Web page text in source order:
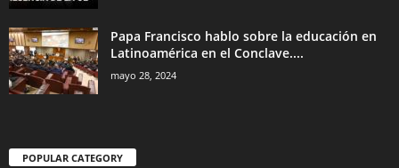
Papa Francisco hablo sobre la educación en
Latinoamérica en el Conclave....
mayo 28, 2024
POPULAR CATEGORY